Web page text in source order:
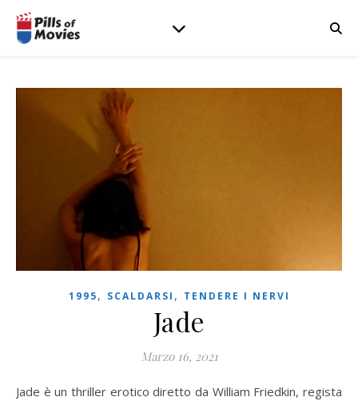
1995, SCALDARSI , TENDERE I NERVI
Jade
Marzo 16, 2021
Jade è un thriller erotico diretto da William Friedkin, regista